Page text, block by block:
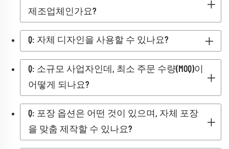
제조업체인가요?
Q: 자체 디자인을 사용할 수 있나요?
Q: 소규모 사업자인데, 최소 주문 수량(MOQ)이
어떻게 되나요?
Q: 포장 옵션은 어떤 것이 있으며, 자체 포장
을 맞춤 제작할 수 있나요?